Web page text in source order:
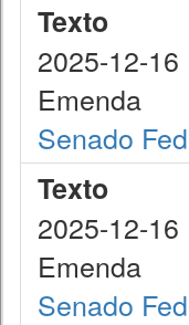
Texto
2025-12-16
Emenda
Senado
Texto
2025-12-16
Emenda
Senado